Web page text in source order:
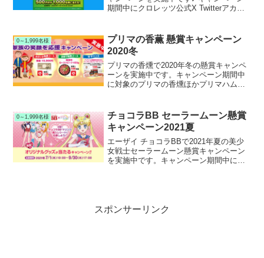
期間中にクロレッツ公式X Twitterアカウ
ード500円分が当たります。
0～1,999名様
プリマの香薫 懸賞キャンペーン
2020冬
プリマの香燻で2020年冬の懸賞キャンペ
ーンを実施中です。キャンペーン期間中
に対象のプリマの香燻ほかプリマハム製
ドが当たります。
0～1,999名様
チョコラBB セーラームーン懸賞
キャンペーン2021夏
エーザイ チョコラBBで2021年夏の美少
女戦士セーラームーン懸賞キャンペーン
を実施中です。キャンペーン期間中に対
スポンサーリンク